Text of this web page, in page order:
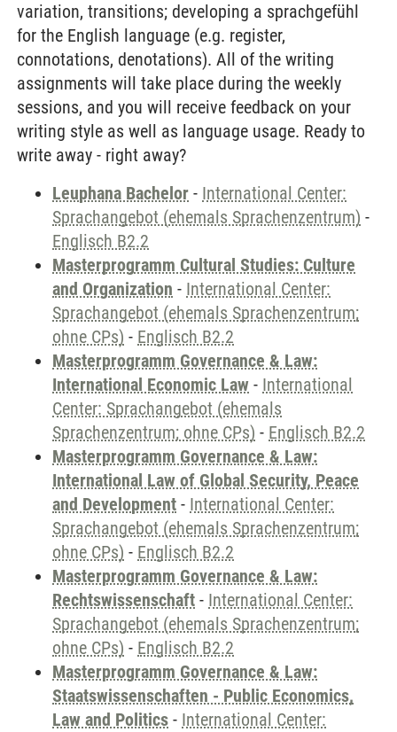
variation, transitions; developing a sprachgefühl
for the English language (e.g. register,
connotations, denotations). All of the writing
assignments will take place during the weekly
sessions, and you will receive feedback on your
writing style as well as language usage. Ready to
write away - right away?
Leuphana Bachelor - International Center:
Sprachangebot (ehemals Sprachenzentrum) -
Englisch B2.2
Masterprogramm Cultural Studies: Culture
and Organization - International Center:
Sprachangebot (ehemals Sprachenzentrum;
ohne CPs) - Englisch B2.2
Masterprogramm Governance & Law:
International Economic Law - International
Center: Sprachangebot (ehemals
Sprachenzentrum; ohne CPs) - Englisch B2.2
Masterprogramm Governance & Law:
International Law of Global Security, Peace
and Development - International Center:
Sprachangebot (ehemals Sprachenzentrum;
ohne CPs) - Englisch B2.2
Masterprogramm Governance & Law:
Rechtswissenschaft - International Center:
Sprachangebot (ehemals Sprachenzentrum;
ohne CPs) - Englisch B2.2
Masterprogramm Governance & Law:
Staatswissenschaften - Public Economics,
Law and Politics - International Center: